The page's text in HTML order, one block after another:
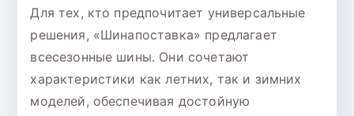
Для тех, кто предпочитает универсальные
решения, «Шинапоставка» предлагает
всесезонные шины. Они сочетают
характеристики как летних, так и зимних
моделей, обеспечивая достойную